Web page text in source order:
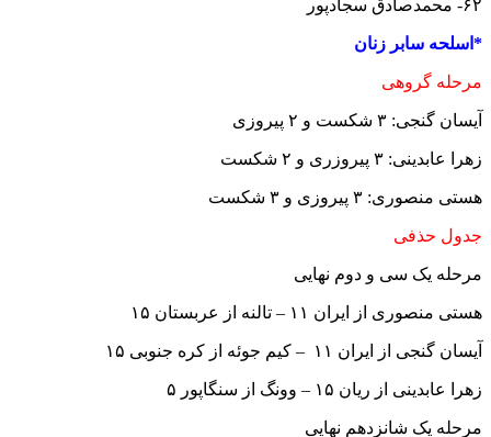
۶۲- محمدصادق سجادپور
*اسلحه سابر زنان
مرحله گروهی
آیسان گنجی: ۳ شکست و ۲ پیروزی
زهرا عابدینی: ۳ پیروزری و ۲ شکست
هستی منصوری: ۳ پیروزی و ۳ شکست
جدول حذفی
مرحله یک سی و دوم نهایی
هستی منصوری از ایران ۱۱ – تالنه از عربستان ۱۵
آیسان گنجی از ایران ۱۱ – کیم جوئه از کره جنوبی ۱۵
زهرا عابدینی از ریان ۱۵ – وونگ از سنگاپور ۵
مرحله یک شانزدهم نهایی